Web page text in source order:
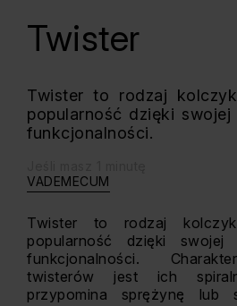
Twister
Twister to rodzaj
popularność dzięki
funkcjonalności.
VADEMECUM
Twister to rodzaj
popularność dzięki
funkcjonalności.
twisterów jest ich
przypomina sprężynę lub